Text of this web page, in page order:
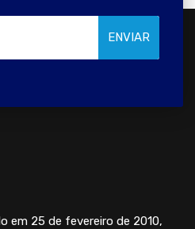
ENVIAR
em 25 de fevereiro de 2010,